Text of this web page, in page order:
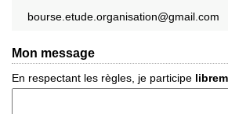
bourse.etude.organisation@gmail.com
Mon message
En respectant les règles, je participe